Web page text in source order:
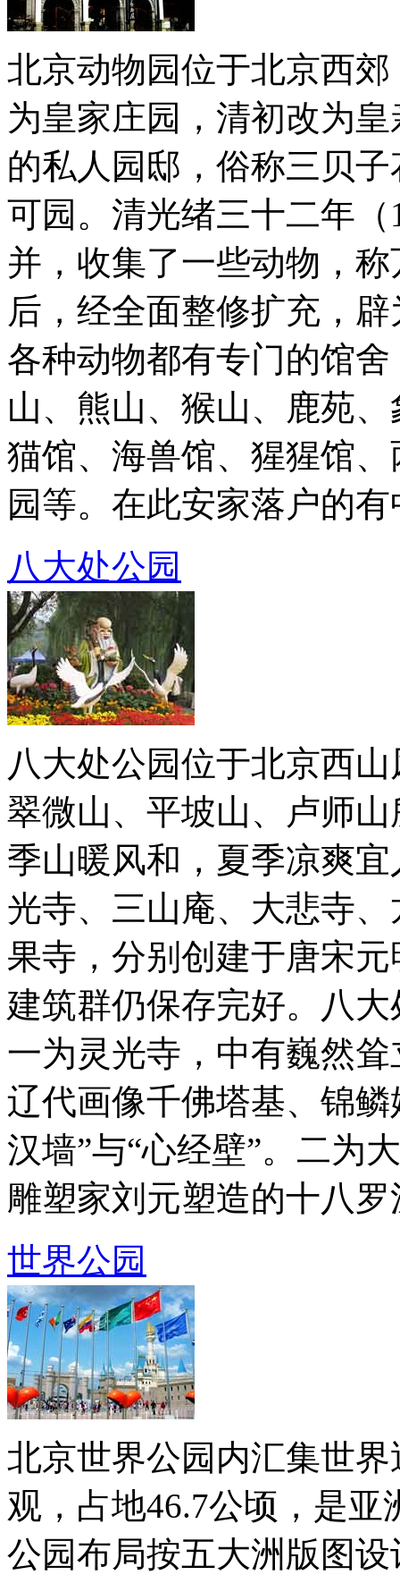
北京动物园位于北京西
为皇家庄园，清初改为
的私人园邸，俗称三贝
可园。清光绪三十二年
并，收集了一些动物，
后，经全面整修扩充，
各种动物都有专门的馆
山、熊山、猴山、鹿苑
猫馆、海兽馆、猩猩馆
园等。在此安家落户的
八大处公园
八大处公园位于北京西
翠微山、平坡山、卢师
季山暖风和，夏季凉爽
光寺、三山庵、大悲寺
果寺，分别创建于唐宋
建筑群仍保存完好。八
一为灵光寺，中有巍然
辽代画像千佛塔基、锦
汉墙”与“心经壁”。二为
雕塑家刘元塑造的十八
世界公园
北京世界公园内汇集世
观，占地46.7公顷，是
公园布局按五大洲版图